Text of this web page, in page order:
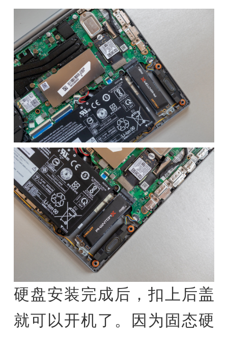
硬盘安装完成后，扣上后盖
就可以开机了。因为固态硬